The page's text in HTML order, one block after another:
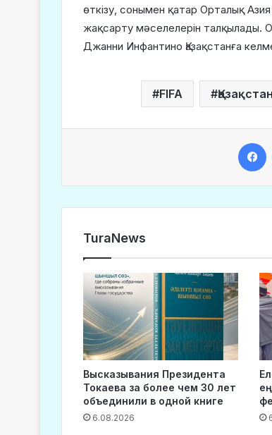
өткізу, сонымен қатар Орталық
жақсарту мәселелерін
Джанни Инфантино Қазақстанға
FIFA Қазақстан
TuraNews
Высказывания Президента
Токаева за более чем 30 лет
объединили в одной книге
6.08.2026